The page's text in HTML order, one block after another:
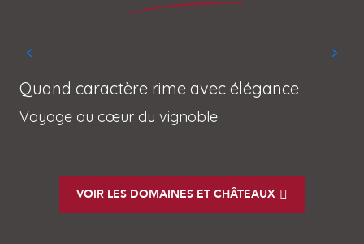
Quand caractère rime avec élégance
Voyage au cœur du vignoble
VOIR LES DOMAINES ET CHÂTEAUX